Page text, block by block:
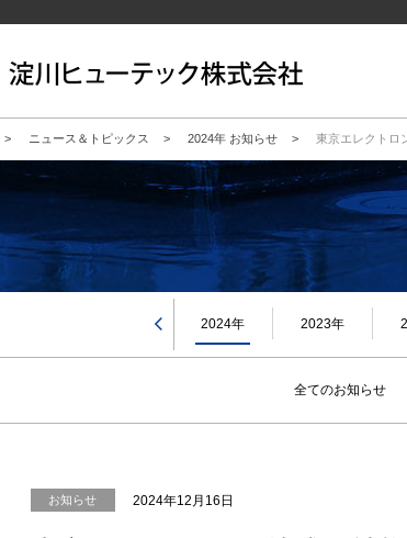
当社の強み
材
形
被
繋
企業理念・代
新規採用
キャリア採用
会社説明会
> ニュース＆トピックス > 2024年 お知らせ > 東京エレクトロ
2024年 2023年
2001年
全てのお知らせ
お知らせ 2024年12月16日